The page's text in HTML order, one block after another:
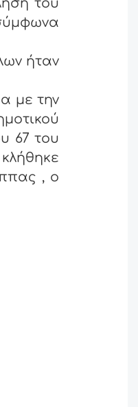
ήταν
με την
67 του
, ο